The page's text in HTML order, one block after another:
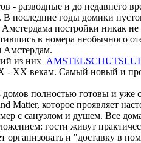
- разводные и до недавнего
годы домики
постройки никак
в номера необычного
Амстердам.
из них
- XX векам. Самый новый и
полностью готовы и
Matter, которое проявляет
с санузлом и душем. Все
гости живут
организовать и "доставку в